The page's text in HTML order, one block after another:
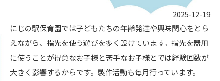
2025-12-19
にじの駅保育園では子どもたちの年齢発達や興味関心をとら
えながら、指先を使う遊びを多く設けています。指先を器用
に使うことが得意なお子様と苦手なお子様とでは経験回数が
大きく影響するからです。製作活動も毎月行っています。